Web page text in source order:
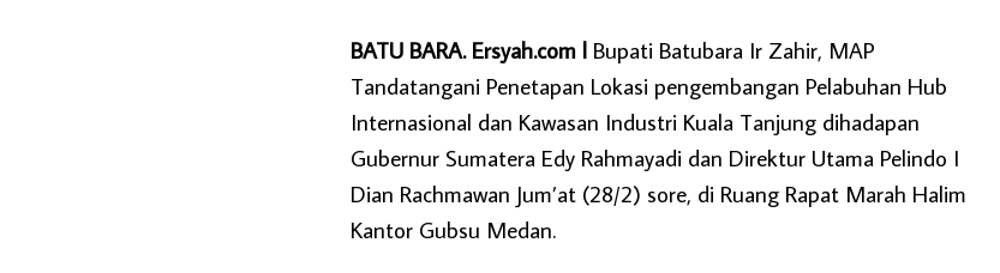
BATU BARA. Ersyah.com l Bupati Batubara Ir Zahir, MAP
Tandatangani Penetapan Lokasi pengembangan Pelabuhan Hub
Internasional dan Kawasan Industri Kuala Tanjung dihadapan
Gubernur Sumatera Edy Rahmayadi dan Direktur Utama Pelindo I
Dian Rachmawan Jum’at (28/2) sore, di Ruang Rapat Marah Halim
Kantor Gubsu Medan.